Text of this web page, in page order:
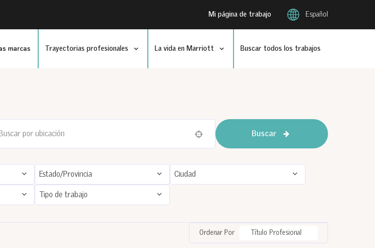
Mi página de trabajo Español
marcas Trayectorias profesionales La vida en Marriott Buscar todos los trabajos
Buscar
Estado/Provincia Ciudad
Tipo de trabajo
Ordenar Por Título Profesional